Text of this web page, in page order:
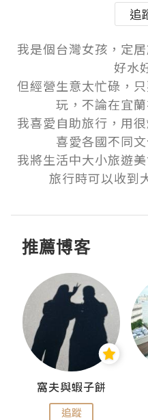
追
我是個台灣女孩，定
好水
但經營生意太忙碌，
玩，不論在宜
我喜愛自助旅行，用
喜愛各國不同
我將生活中大小旅遊
旅行時可以收到
推薦博客
窩夫與蝦子餅
追蹤